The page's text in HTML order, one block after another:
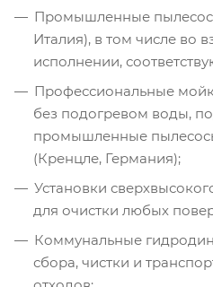
Промышленные
Италия), в том числе во
исполнении,
Профессиональные
без подогревом воды,
промышленные
(Кренцле, Германия);
Установки
для очистки любых
Коммунальные
сбора, чистки и